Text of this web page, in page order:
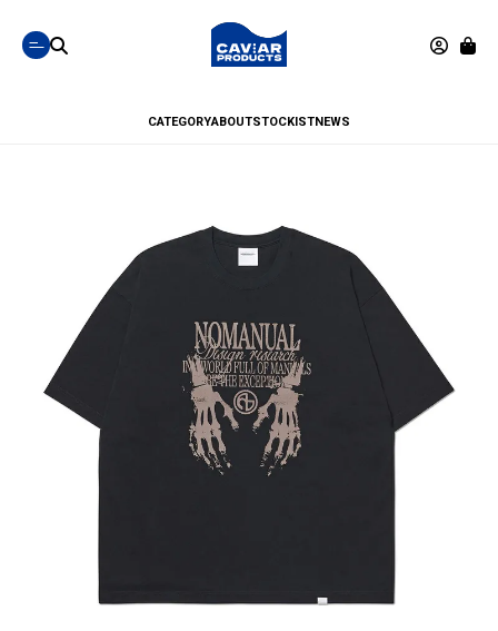
CATEGORYABOUTSTOCKISTNEWS